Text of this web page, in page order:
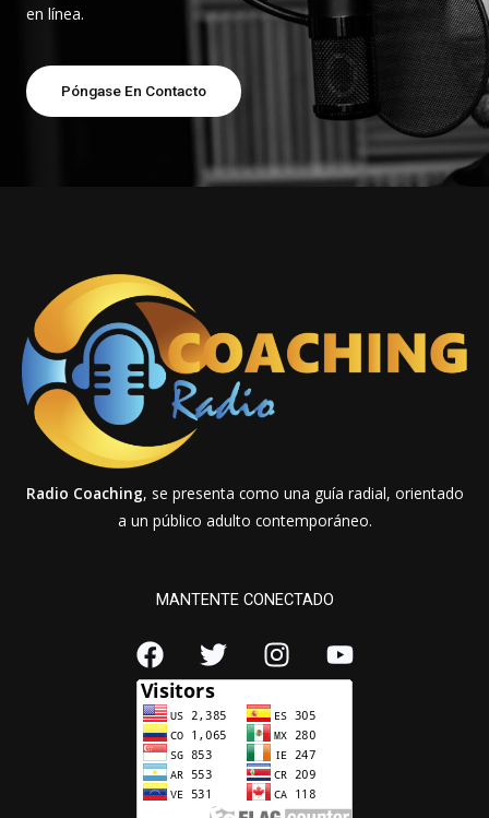
en línea.
Póngase En Contacto
Radio Coaching, se presenta como una guía radial, orientado
a un público adulto contemporáneo.
MANTENTE CONECTADO